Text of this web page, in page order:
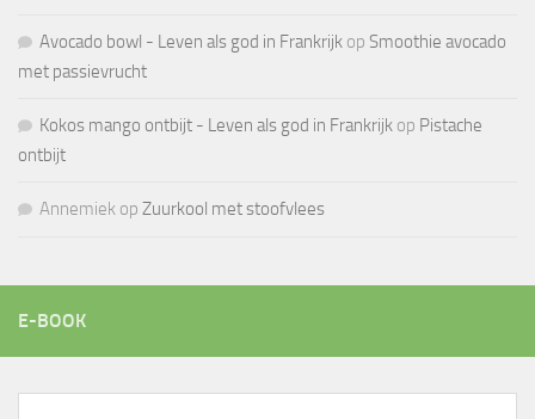
Avocado bowl - Leven als god in Frankrijk op Smoothie avocado
met passievrucht
Kokos mango ontbijt - Leven als god in Frankrijk op Pistache
ontbijt
Annemiek op Zuurkool met stoofvlees
E-BOOK